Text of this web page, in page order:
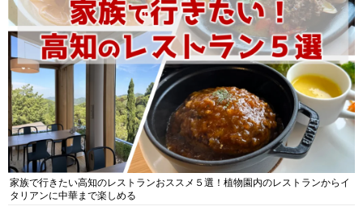
家族で行きたい高知のレストランおススメ５選！植物園内のレストランからイ
タリアンに中華まで楽しめる